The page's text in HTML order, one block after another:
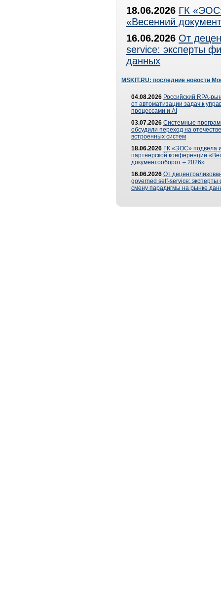
18.06.2026 ГК
«Весенний
16.06.2026 От
service: эксперты
данных
MSKIT.RU: последние новости
04.08.2026 Российский RPA-
от автоматизации задач к
процессами и AI
03.07.2026 Системные
обсудили переход на
встроенных систем
18.06.2026 ГК «ЭОС» подвела
партнерской конференции
документооборот – 2026»
16.06.2026 От
governed self-service: эксперты
смену парадигмы на рынке